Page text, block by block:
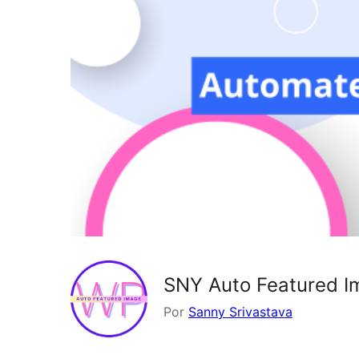
SNY Auto Featured
Por Sanny Srivastava